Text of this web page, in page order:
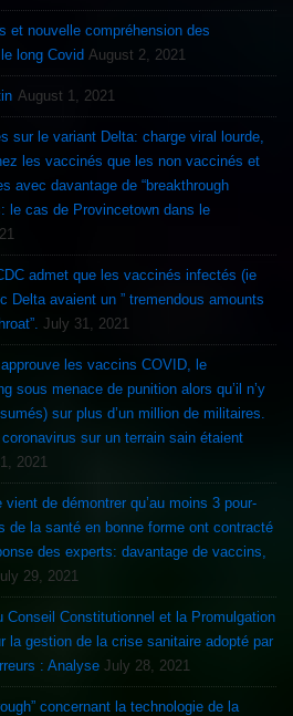
et nouvelle compréhension des
biologiques sur le long Covid August 2, 2021
August 1, 2021
sur le variant Delta: charge viral lourde,
les vaccinés que les non vaccinés et
avec davantage de “breakthrough
le cas de Provincetown dans le
admet que les vaccinés infectés (ie
Delta avaient un ” tremendous amounts
July 31, 2021
les vaccins COVID, le
sous menace de punition alors qu’il n’y
sur plus d’un million de militaires.
sur un terrain sain étaient
2021
de démontrer qu’au moins 3 pour-
de la santé en bonne forme ont contracté
des experts: davantage de vaccins,
29, 2021
Conseil Constitutionnel et la Promulgation
la gestion de la crise sanitaire adopté par
: Analyse July 28, 2021
concernant la technologie de la